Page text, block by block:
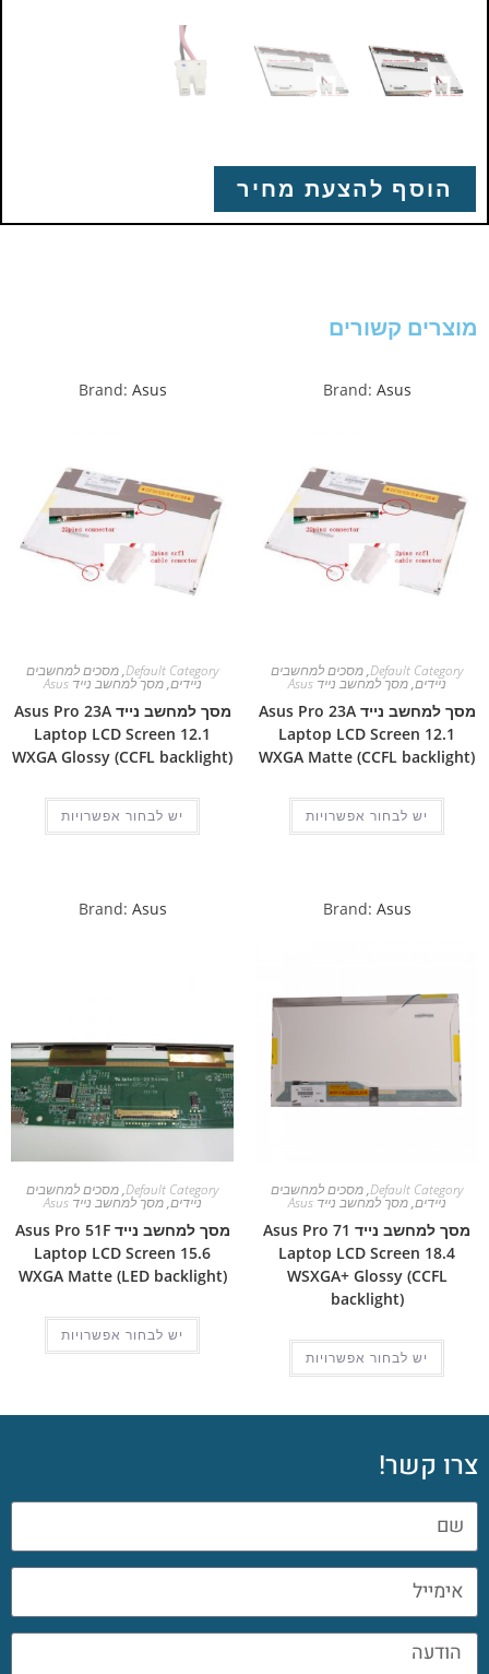
הוסף להצעת מחיר
מוצרים קשורים
Brand: Asus
Default Category
,מסכים למחשבים
ניידים,מסך למחשב נייד Asus
מסך למחשב נייד Asus Pro 23A
Laptop LCD Screen 12.1
WXGA Matte (CCFL backlight)
יש לבחור אפשרויות
Brand: Asus
Default Category
,מסכים למחשבים
ניידים,מסך למחשב נייד Asus
מסך למחשב נייד Asus Pro 23A
Laptop LCD Screen 12.1
WXGA Glossy (CCFL backlight)
יש לבחור אפשרויות
Brand: Asus
Default Category
,מסכים למחשבים
ניידים,מסך למחשב נייד Asus
מסך למחשב נייד Asus Pro 71
Laptop LCD Screen 18.4
WSXGA+ Glossy (CCFL
backlight)
יש לבחור אפשרויות
Brand: Asus
Default Category
,מסכים למחשבים
ניידים,מסך למחשב נייד Asus
מסך למחשב נייד Asus Pro 51F
Laptop LCD Screen 15.6
WXGA Matte (LED backlight)
יש לבחור אפשרויות
צרו קשר!